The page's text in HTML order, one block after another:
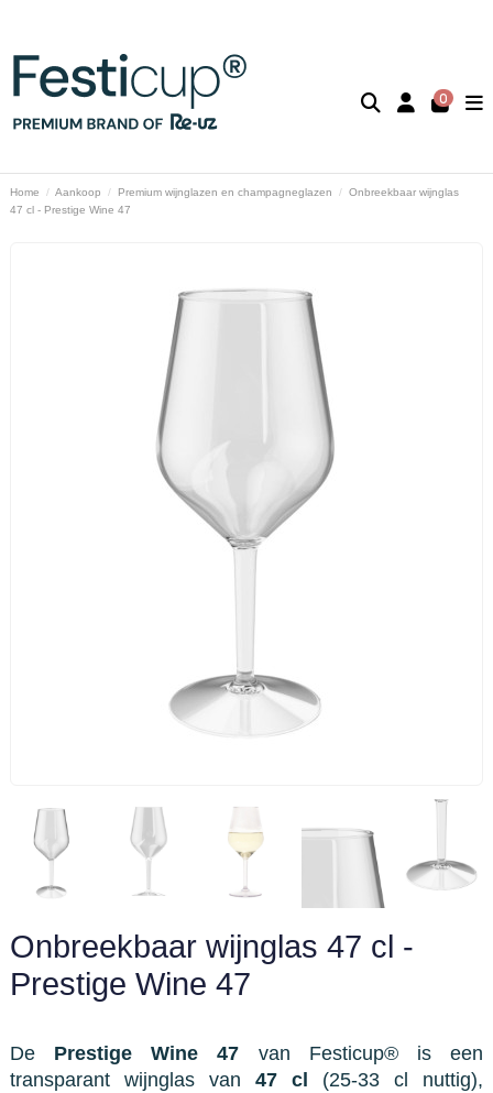
0
Home Aankoop Premium wijnglazen en champagneglazen
Onbreekbaar wijnglas
47 cl - Prestige Wine 47
Onbreekbaar wijnglas 47 cl -
Prestige Wine 47
De Prestige Wine 47 van Festicup® is een
transparant wijnglas van 47 cl (25-33 cl nuttig),